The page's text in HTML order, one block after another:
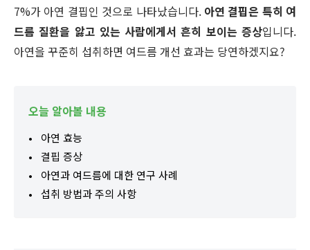
7%가 아연 결핍인 것으로 나타났습니다. 아연 결핍은 특히 여
드름 질환을 앓고 있는 사람에게서 흔히 보이는 증상입니다.
아연을 꾸준히 섭취하면 여드름 개선 효과는 당연하겠지요?
오늘 알아볼 내용
아연 효능
결핍 증상
아연과 여드름에 대한 연구 사례
섭취 방법과 주의 사항